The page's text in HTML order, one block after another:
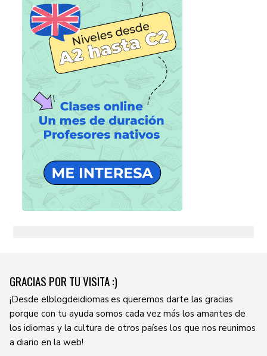
GRACIAS POR TU VISITA :)
¡Desde elblogdeidiomas.es queremos darte las gracias
porque con tu ayuda somos cada vez más los amantes de
los idiomas y la cultura de otros países los que nos reunimos
a diario en la web!